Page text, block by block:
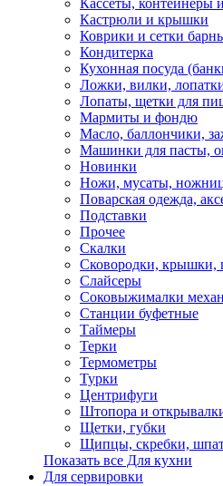
Кассеты, контейнеры
Кастрюли и крышки
Коврики и сетки
Кондитерка
Кухонная посуда
Ложки, вилки,
Лопаты, щетки для
Мармиты и фондю
Масло, баллончики,
Машинки для пасты,
Новинки
Ножи, мусаты,
Поварская одежда,
Подставки
Прочее
Скалки
Сковородки, крышки,
Слайсеры
Соковыжималки
Станции буфетные
Таймеры
Терки
Термометры
Турки
Центрифуги
Штопора и
Щетки, губки
Щипцы, скребки,
Показать все Для кухни
Для сервировки